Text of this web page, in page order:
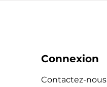
Connexion
Contactez-nous